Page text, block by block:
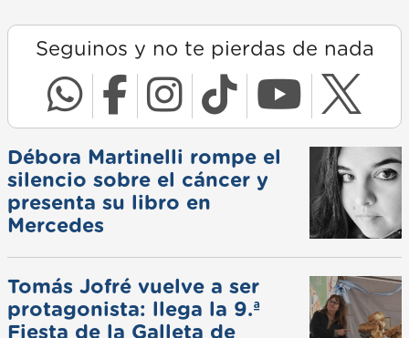
Seguinos y no te pierdas de nada
Débora Martinelli rompe el
silencio sobre el cáncer y
presenta su libro en
Mercedes
Tomás Jofré vuelve a ser
protagonista: llega la 9.ª
Fiesta de la Galleta de